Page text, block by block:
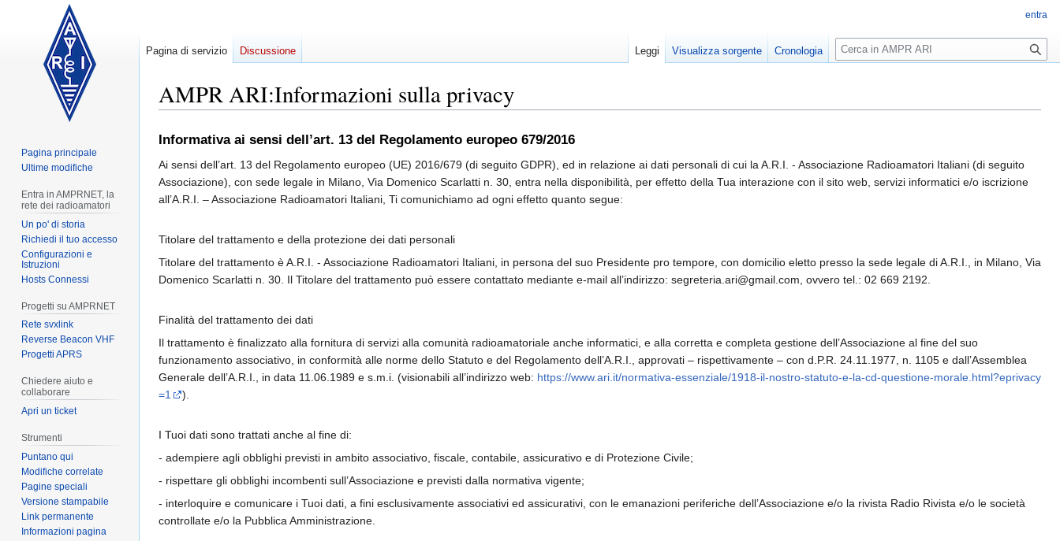
AMPR ARI:Informazioni sulla privacy
alla
navigazione
alla
ricerca
Informativa ai sensi dell’art. 13 del Regolamento europeo 679/2016
Ai sensi dell’art. 13 del Regolamento europeo (UE) 2016/679 (di seguito GDPR), ed in relazione ai dati personali di cui la A.R.I. - Associazione Radioamatori Italiani (di seguito
Associazione), con sede legale in Milano, Via Domenico Scarlatti n. 30, entra nella disponibilità, per effetto della Tua interazione con il sito web, servizi informatici e/o iscrizione
all’A.R.I. – Associazione Radioamatori Italiani, Ti comunichiamo ad ogni effetto quanto segue:
Titolare del trattamento e della protezione dei dati personali
Titolare del trattamento è A.R.I. - Associazione Radioamatori Italiani, in persona del suo Presidente pro tempore, con domicilio eletto presso la sede legale di A.R.I., in Milano, Via
Domenico Scarlatti n. 30. Il Titolare del trattamento può essere contattato mediante e-mail all’indirizzo: segreteria.ari@gmail.com, ovvero tel.: 02 669 2192.
Finalità del trattamento dei dati
Il trattamento è finalizzato alla fornitura di servizi alla comunità radioamatoriale anche informatici, e alla corretta e completa gestione dell’Associazione al fine del suo
funzionamento associativo, in conformità alle norme dello Statuto e del Regolamento dell’A.R.I., approvati – rispettivamente – con d.P.R. 24.11.1977, n. 1105 e dall’Assemblea
Generale dell’A.R.I., in data 11.06.1989 e s.m.i. (visionabili all’indirizzo web: https://www.ari.it/normativa-essenziale/1918-il-nostro-statuto-e-la-cd-questione-morale.html?eprivacy
=1
).
I Tuoi dati sono trattati anche al fine di:
- adempiere agli obblighi previsti in ambito associativo, fiscale, contabile, assicurativo e di Protezione Civile;
- rispettare gli obblighi incombenti sull’Associazione e previsti dalla normativa vigente;
- interloquire e comunicare i Tuoi dati, a fini esclusivamente associativi ed assicurativi, con le emanazioni periferiche dell’Associazione e/o la rivista Radio Rivista e/o le società
controllate e/o la Pubblica Amministrazione.
entra
Pagina di servizio Discussione Leggi Visualizza sorgente Cronologia
Ricerca
Pagina principale
Ultime modifiche
Entra in AMPRNET, la
rete dei radioamatori
Un po' di storia
Richiedi il tuo accesso
Configurazioni e
Istruzioni
Hosts Connessi
Progetti su AMPRNET
Rete svxlink
Reverse Beacon VHF
Progetti APRS
Chiedere aiuto e
collaborare
Apri un ticket
Strumenti
Puntano qui
Modifiche correlate
Pagine speciali
Versione stampabile
Link permanente
Informazioni pagina